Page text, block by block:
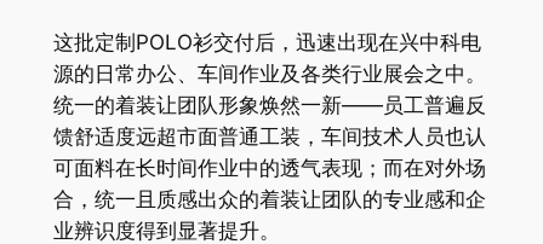
这批定制POLO衫交付后，迅速出现在兴中科电
源的日常办公、车间作业及各类行业展会之中。
统一的着装让团队形象焕然一新——员工普遍反
馈舒适度远超市面普通工装，车间技术人员也认
可面料在长时间作业中的透气表现；而在对外场
合，统一且质感出众的着装让团队的专业感和企
业辨识度得到显著提升。